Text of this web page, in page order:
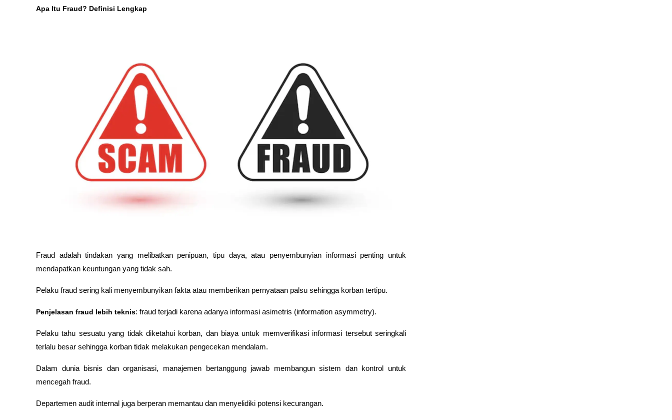
Apa Itu Fraud? Definisi Lengkap
Fraud adalah tindakan yang melibatkan penipuan, tipu daya, atau penyembunyian informasi penting untuk
mendapatkan keuntungan yang tidak sah.
Pelaku fraud sering kali menyembunyikan fakta atau memberikan pernyataan palsu sehingga korban tertipu.
Penjelasan fraud lebih teknis: fraud terjadi karena adanya informasi asimetris (information asymmetry).
Pelaku tahu sesuatu yang tidak diketahui korban, dan biaya untuk memverifikasi informasi tersebut seringkali
terlalu besar sehingga korban tidak melakukan pengecekan mendalam.
Dalam dunia bisnis dan organisasi, manajemen bertanggung jawab membangun sistem dan kontrol untuk
mencegah fraud.
Departemen audit internal juga berperan memantau dan menyelidiki potensi kecurangan.